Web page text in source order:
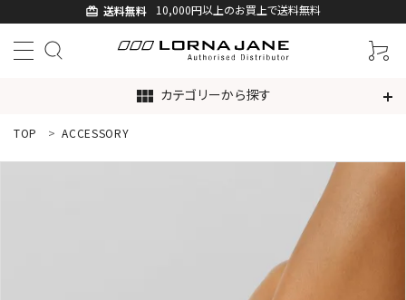
card_giftcard 送料無料 10,000円以上のお買上で送料無料
view_module カテゴリーから探す
ACCOUNT MENU
ようこそ ゲスト 様
TOP ACCESSORY